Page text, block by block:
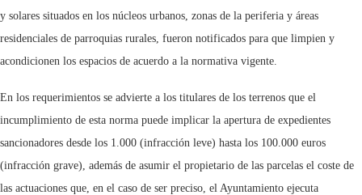
y solares situados en los núcleos urbanos, zonas de la periferia y áreas
residenciales de parroquias rurales, fueron notificados para que limpien y
acondicionen los espacios de acuerdo a la normativa vigente.
En los requerimientos se advierte a los titulares de los terrenos que el
incumplimiento de esta norma puede implicar la apertura de expedientes
sancionadores desde los 1.000 (infracción leve) hasta los 100.000 euros
(infracción grave), además de asumir el propietario de las parcelas el coste de
las actuaciones que, en el caso de ser preciso, el Ayuntamiento ejecuta